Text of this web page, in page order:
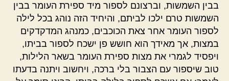
בבין השמשות, וברצונם לספור מיד ספירת העומר בבין
השמשות טרם ילכו לביתם, והיחיד הזה נוהג בכל לילה
לספור העומר אחר צאת הכוכבים, כמנהג המדקדקים
במצות, אך מאידך הוא חושש פן ישכח לספור בביתו,
ויפסיד לגמרי את מצות ספירת העומר בשאר הלילות,
טוב שיספור עם הצבור בלי ברכה, ויחשוב ויתנה בדעתו